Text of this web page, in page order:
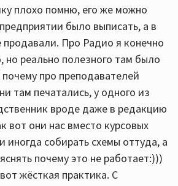
плохо помню, его же можно
было выписать, а в
продавали. Про Радио я конечно
но реально полезного там было
про преподавателей
там печатались, у одного из
вроде даже в редакцию
вот они нас вместо курсовых
иногда собирать схемы оттуда, а
почему это не работает:)))
жёсткая практика. С